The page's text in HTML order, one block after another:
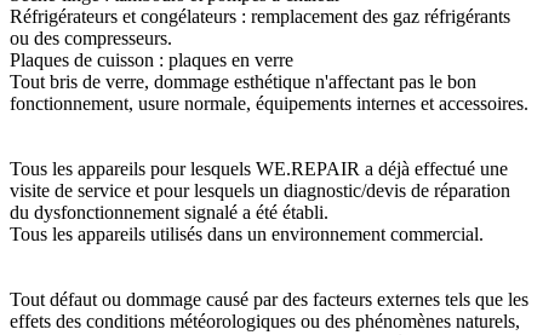
Réfrigérateurs et congélateurs : remplacement des gaz réfrigérants
ou des compresseurs.
Plaques de cuisson : plaques en verre
Tout bris de verre, dommage esthétique n'affectant pas le bon
fonctionnement, usure normale, équipements internes et accessoires.
Tous les appareils pour lesquels WE.REPAIR a déjà effectué une
visite de service et pour lesquels un diagnostic/devis de réparation
du dysfonctionnement signalé a été établi.
Tous les appareils utilisés dans un environnement commercial.
Tout défaut ou dommage causé par des facteurs externes tels que les
effets des conditions météorologiques ou des phénomènes naturels,